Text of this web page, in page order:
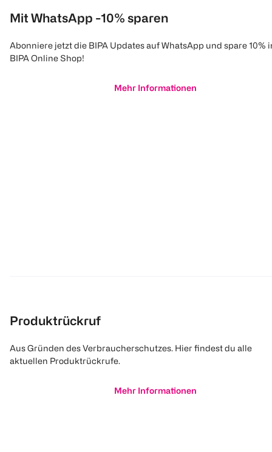
Mit WhatsApp -10% sparen
Abonniere jetzt die BIPA Updates auf WhatsApp und spare 10%
BIPA Online Shop!
Mehr Informationen
Produktrückruf
Aus Gründen des Verbraucherschutzes. Hier findest du alle
aktuellen Produktrückrufe.
Mehr Informationen